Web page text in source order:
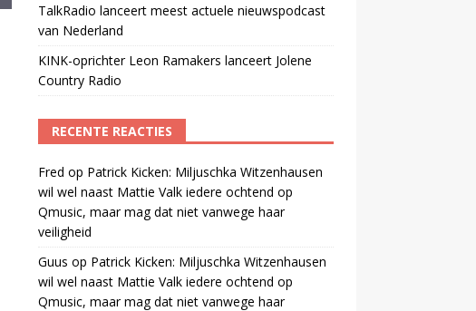
TalkRadio lanceert meest actuele nieuwspodcast
van Nederland
KINK-oprichter Leon Ramakers lanceert Jolene
Country Radio
RECENTE REACTIES
Fred op Patrick Kicken: Miljuschka Witzenhausen
wil wel naast Mattie Valk iedere ochtend op
Qmusic, maar mag dat niet vanwege haar
veiligheid
Guus op Patrick Kicken: Miljuschka Witzenhausen
wil wel naast Mattie Valk iedere ochtend op
Qmusic, maar mag dat niet vanwege haar